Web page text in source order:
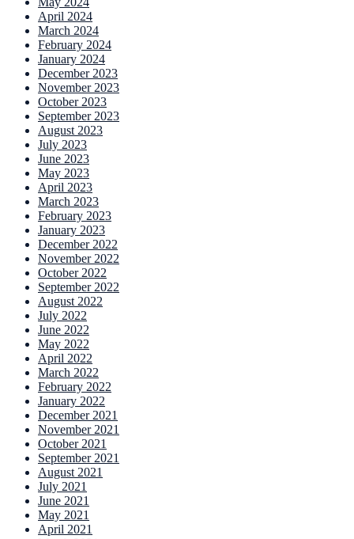
April 2024
March 2024
February 2024
January 2024
December 2023
November 2023
October 2023
September 2023
August 2023
July 2023
June 2023
May 2023
April 2023
March 2023
February 2023
January 2023
December 2022
November 2022
October 2022
September 2022
August 2022
July 2022
June 2022
May 2022
April 2022
March 2022
February 2022
January 2022
December 2021
November 2021
October 2021
September 2021
August 2021
July 2021
June 2021
May 2021
April 2021